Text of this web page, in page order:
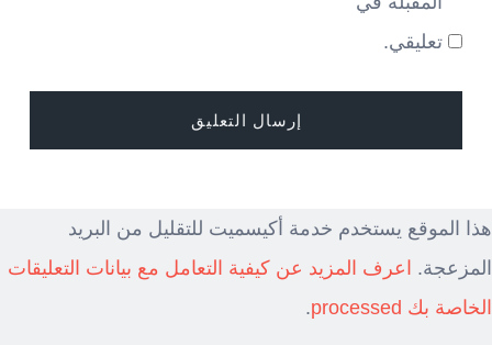
تعليقي.
هذا الموقع يستخدم خدمة أكيسميت للتقليل من البريد
المزعجة.
اعرف المزيد عن كيفية التعامل مع بيانات التعليقات
الخاصة بك processed
.